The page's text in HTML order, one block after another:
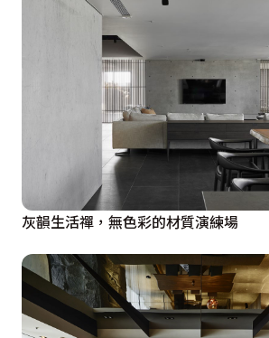
灰韻生活禪，無色彩的材質演練場